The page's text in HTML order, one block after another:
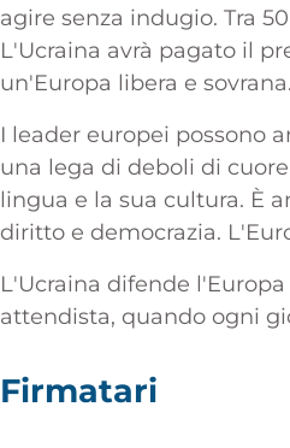
agire senza indugio. Tra
L'Ucraina avrà pagato il
un'Europa libera e sovrana.
I leader europei possono
una lega di deboli di
lingua e la sua cultura. È
diritto e democrazia.
L'Ucraina difende
attendista, quando ogni
Firmatari